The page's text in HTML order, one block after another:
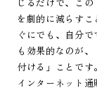
を劇的に減らす
ぐにでも、自分
も効果的なのが
付ける」ことです
インターネット